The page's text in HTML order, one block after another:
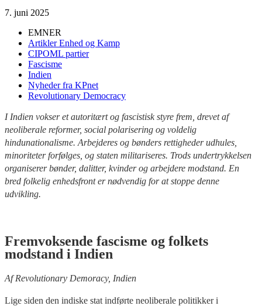
7. juni 2025
EMNER
Artikler Enhed og Kamp
CIPOML partier
Fascisme
Indien
Nyheder fra KPnet
Revolutionary Democracy
I Indien vokser et autoritært og fascistisk styre frem, drevet af
neoliberale reformer, social polarisering og voldelig
hindunationalisme. Arbejderes og bønders rettigheder udhules,
minoriteter forfølges, og staten militariseres. Trods undertrykkelsen
organiserer bønder, dalitter, kvinder og arbejdere modstand. En
bred folkelig enhedsfront er nødvendig for at stoppe denne
udvikling.
Fremvoksende fascisme og folkets
modstand i Indien
Af Revolutionary Demoracy, Indien
Lige siden den indiske stat indførte neoliberale politikker i